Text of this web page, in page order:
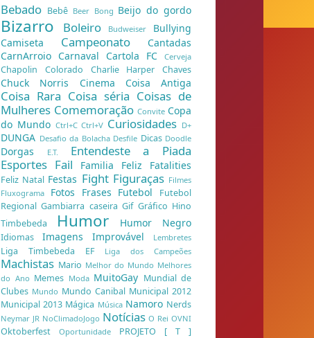
Bebado Bebê Beer Bong Beijo do gordo
Bizarro Boleiro Budweiser Bullying
Camiseta Campeonato
Cantadas
CarnArroio Carnaval Cartola FC Cerveja
Chapolin Colorado Charlie Harper Chaves
Chuck Norris Cinema Coisa Antiga
Coisa Rara Coisa séria Coisas de
Mulheres Comemoração Convite Copa
do Mundo Ctrl+C Ctrl+V Curiosidades D+
DUNGA Desafio da Bolacha Desfile Dicas Doodle
Dorgas E.T. Entendeste a Piada
Esportes Fail Familia Feliz Fatalities
Feliz Natal Festas Fight Figuraças Filmes
Fluxograma Fotos Frases Futebol
Futebol
RegionalGambiarra caseiraGif Gráfico Hino
Timbebeda
Humor Humor Negro
Idiomas Imagens Improvável Lembretes
Liga Timbebeda EF Liga dos Campeões
Machistas Mario Melhor do Mundo Melhores
do Ano Memes Moda MuitoGay Mundial de
Clubes Mundo Mundo Canibal Municipal 2012
Municipal 2013 Mágica Música Namoro Nerds
Neymar JR NoClimadoJogo NotíciasO ReiOVNI
Oktoberfest Oportunidade PROJETO [ T ]